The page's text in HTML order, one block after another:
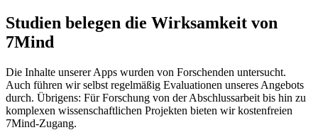
Studien belegen die Wirksamkeit von
7Mind
Die Inhalte unserer Apps wurden von Forschenden untersucht.
Auch führen wir selbst regelmäßig Evaluationen unseres Angebots
durch. Übrigens: Für Forschung von der Abschlussarbeit bis hin zu
komplexen wissenschaftlichen Projekten bieten wir kostenfreien
7Mind-Zugang.